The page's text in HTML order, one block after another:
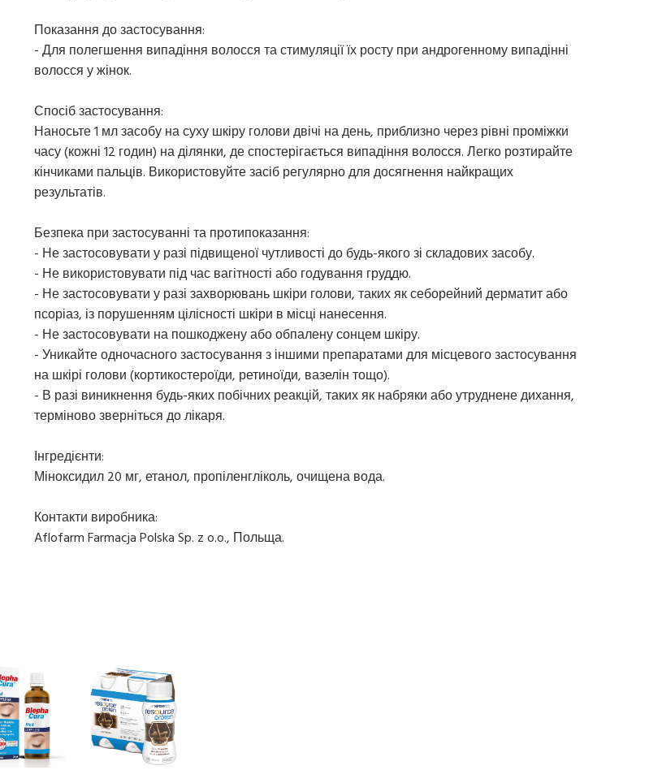
Показання до застосування:
- Для полегшення випадіння волосся та стимуляції їх росту при андрогенному випадінні
волосся у жінок.
Спосіб застосування:
Наносьте 1 мл засобу на суху шкіру голови двічі на день, приблизно через рівні проміжки
часу (кожні 12 годин) на ділянки, де спостерігається випадіння волосся. Легко розтирайте
кінчиками пальців. Використовуйте засіб регулярно для досягнення найкращих
результатів.
Безпека при застосуванні та протипоказання:
- Не застосовувати у разі підвищеної чутливості до будь-якого зі складових засобу.
- Не використовувати під час вагітності або годування груддю.
- Не застосовувати у разі захворювань шкіри голови, таких як себорейний дерматит або
псоріаз, із порушенням цілісності шкіри в місці нанесення.
- Не застосовувати на пошкоджену або обпалену сонцем шкіру.
- Уникайте одночасного застосування з іншими препаратами для місцевого застосування
на шкірі голови (кортикостероїди, ретиноїди, вазелін тощо).
- В разі виникнення будь-яких побічних реакцій, таких як набряки або утруднене дихання,
терміново зверніться до лікаря.
Інгредієнти:
Міноксидил 20 мг, етанол, пропіленгліколь, очищена вода.
Контакти виробника:
Aflofarm Farmacja Polska Sp. z o.o., Польща.